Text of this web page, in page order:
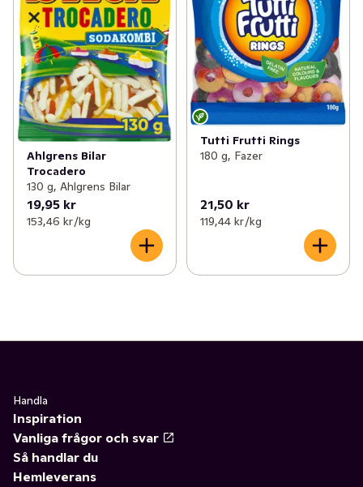
Ahlgrens Bilar
Trocadero
130 g, Ahlgrens Bilar
19,95 kr
153,46 kr /kg
Tutti Frutti Rings
180 g, Fazer
21,50 kr
119,44 kr /kg
Handla
Inspiration
Vanliga frågor och svar
Så handlar du
Hemleverans